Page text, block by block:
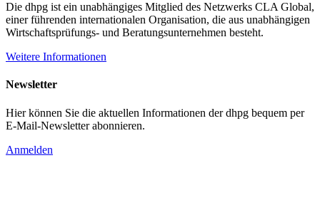
Die dhpg ist ein unabhängiges Mitglied des Netzwerks CLA Global,
einer führenden internationalen Organisation, die aus unabhängigen
Wirtschaftsprüfungs- und Beratungsunternehmen besteht.
Weitere Informationen
Newsletter
Hier können Sie die aktuellen Informationen der dhpg bequem per
E-Mail-Newsletter abonnieren.
Anmelden